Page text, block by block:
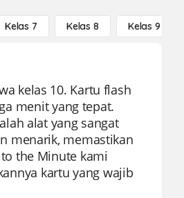
Kelas 7 Kelas 8 Kelas 9
kelas 10. Kartu flash
menit yang tepat.
alat yang sangat
menarik, memastikan
the Minute kami
kartu yang wajib